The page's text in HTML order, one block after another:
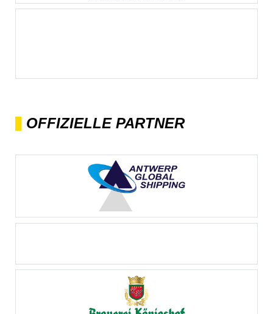
OFFIZIELLE PARTNER